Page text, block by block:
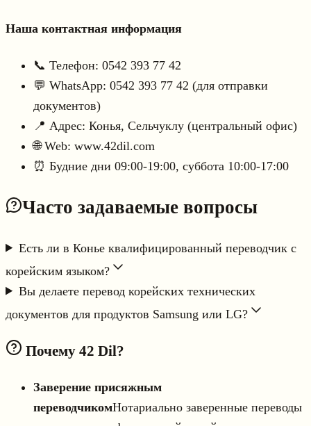
Наша контактная информация
📞 Телефон: 0542 393 77 42
💬 WhatsApp: 0542 393 77 42 (для отправки
документов)
📍 Адрес: Конья, Сельчуклу (центральный офис)
🌐 Web: www.42dil.com
⏰ Будние дни 09:00-19:00, суббота 10:00-17:00
Часто задаваемые вопросы
Есть ли в Конье квалифицированный переводчик с
корейским языком?
Вы делаете перевод корейских технических
документов для продуктов Samsung или LG?
Почему 42 Dil?
Заверение присяжным
переводчикомНотариально заверенные переводы